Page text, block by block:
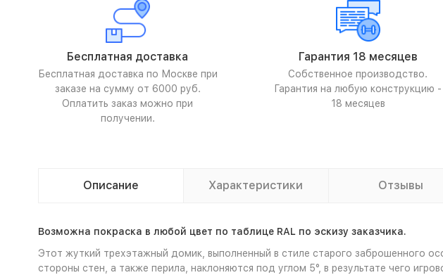
Бесплатная доставка
Бесплатная доставка по Москве при
заказе на сумму от 6000 руб.
Оплатить заказ можно при
получении.
Гарантия 18 месяцев
Собственное производство.
Гарантия на любую конструкцию -
18 месяцев
Описание Характеристики Отзывы
Возможна покраска в любой цвет по таблице RAL по эскизу заказчика.
Этот жуткий трехэтажный домик, выполненный в стиле старого заброшенного
стороны стен, а также перила, наклоняются под углом 5°, в результате чего